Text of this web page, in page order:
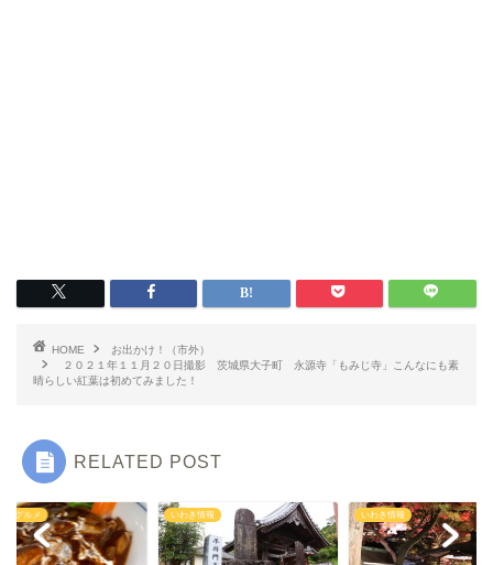
HOME
お出かけ！（市外）
２０２１年１１月２０日撮影 茨城県大子町 永源寺「もみじ寺」こんなにも素
晴らしい紅葉は初めてみました！
RELATED POST
市グルメ いわき情報 いわき情報
いわき市グルメ
マルシェ・キッチンカー